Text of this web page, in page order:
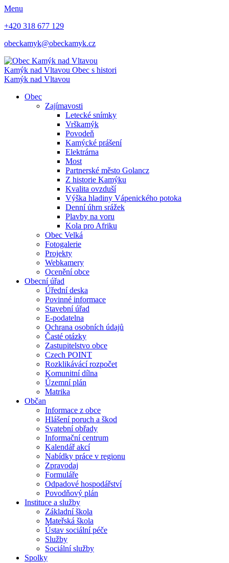
Menu
+420 318 677 129
obeckamyk@obeckamyk.cz
Kamýk nad Vltavou Obec s histori
Kamýk nad Vltavou
Obec
Zajímavosti
Letecké snímky
Vrškamýk
Povodeň
Kamýcké prášení
Elektrárna
Most
Partnerské město Golancz
Z historie Kamýku
Kvalita ovzduší
Výška hladiny Vápenického potoka
Denní úhrn srážek
Plavby na voru
Kola pro Afriku
Obec Velká
Fotogalerie
Projekty
Webkamery
Ocenění obce
Obecní úřad
Úřední deska
Povinné informace
Stavební úřad
E-podatelna
Ochrana osobních údajů
Časté otázky
Zastupitelstvo obce
Czech POINT
Rozklikávácí rozpočet
Komunitní dílna
Územní plán
Matrika
Občan
Informace z obce
Hlášení poruch a škod
Svatební obřady
Informační centrum
Kalendář akcí
Nabídky práce v regionu
Zpravodaj
Formuláře
Odpadové hospodářství
Povodňový plán
Instituce a služby
Základní škola
Mateřská škola
Ústav sociální péče
Služby
Sociální služby
Spolky